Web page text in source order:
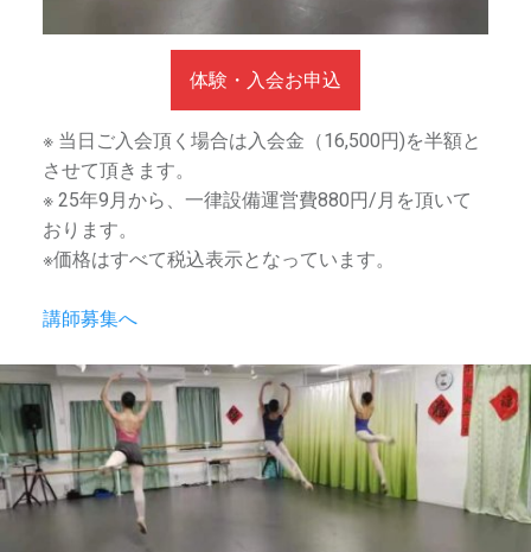
体験・入会お申込
※ 当日ご入会頂く場合は入会金（16,500円)を半額と
させて頂きます。
※ 25年9月から、一律設備運営費880円/月を頂いて
おります。
※価格はすべて税込表示となっています。
講師募集へ